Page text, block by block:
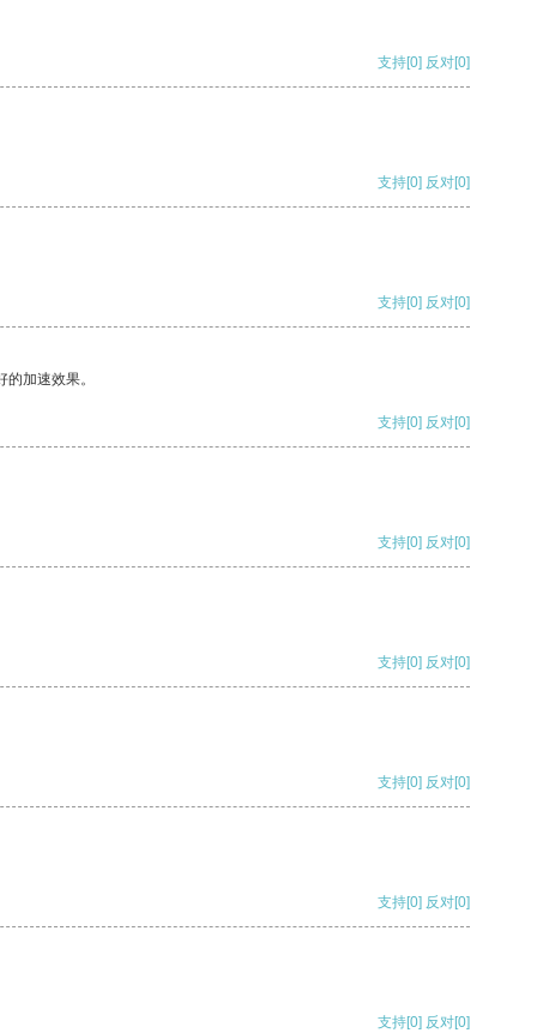
支持[0] 反对[0]
支持[0] 反对[0]
支持[0] 反对[0]
加速效果。
支持[0] 反对[0]
支持[0] 反对[0]
支持[0] 反对[0]
支持[0] 反对[0]
支持[0] 反对[0]
支持[0] 反对[0]